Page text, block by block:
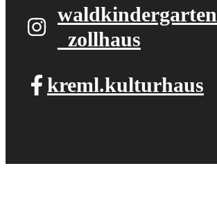
waldkindergarten​
_zollhaus
kreml.kulturhaus